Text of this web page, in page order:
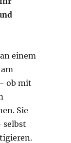
einem
ob mit
Sie
selbst